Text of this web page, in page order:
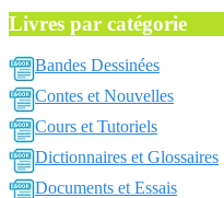
Livres par catégorie
Bandes Dessinées
Contes et Nouvelles
Cours et Tutoriels
Dictionnaires et Glossaires
Documents et Essais